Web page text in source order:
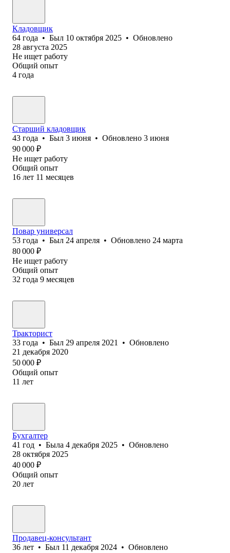
Кладовщик
64 года • Был 10 октября 2025 • Обновлено
28 августа 2025
Не ищет работу
Общий опыт
4 года
Старший кладовщик
43 года • Был 3 июня • Обновлено 3 июня
90 000 ₽
Не ищет работу
Общий опыт
16 лет 11 месяцев
Повар универсал
53 года • Был 24 апреля • Обновлено 24 марта
80 000 ₽
Не ищет работу
Общий опыт
32 года 9 месяцев
Тракторист
33 года • Был 29 апреля 2021 • Обновлено
21 декабря 2020
50 000 ₽
Общий опыт
11 лет
Бухгалтер
41 год • Была 4 декабря 2025 • Обновлено
28 октября 2025
40 000 ₽
Общий опыт
20 лет
Продавец-консультант
36 лет • Был 11 декабря 2024 • Обновлено